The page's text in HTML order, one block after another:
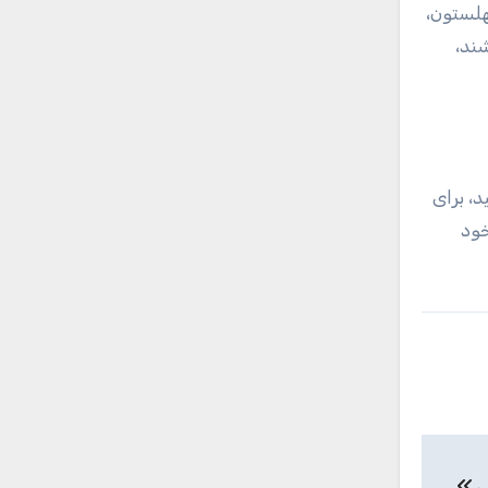
برای